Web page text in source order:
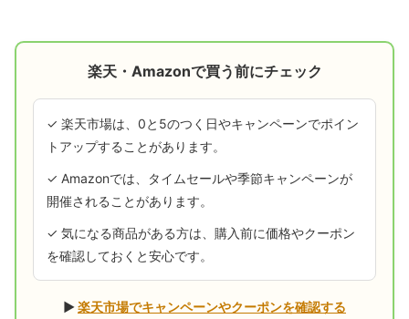
楽天・Amazonで買う前にチェック
✓ 楽天市場は、0と5のつく日やキャンペーンでポイン
トアップすることがあります。
✓ Amazonでは、タイムセールや季節キャンペーンが
開催されることがあります。
✓ 気になる商品がある方は、購入前に価格やクーポン
を確認しておくと安心です。
▶楽天市場でキャンペーンやクーポンを確認する